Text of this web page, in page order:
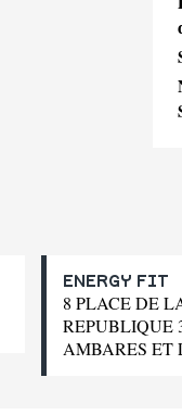
ENERGY FIT
8 PLACE DE
REPUBLIQUE
AMBARES ET